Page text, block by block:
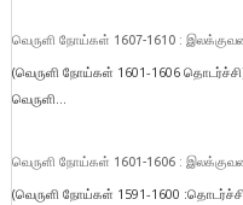
வெருளி நோய்கள் 1607-1610 :
(வெருளி நோய்கள் 1601-1606
வெருளி...
வெருளி நோய்கள் 1601-1606 :
(வெருளி நோய்கள் 1591-1600